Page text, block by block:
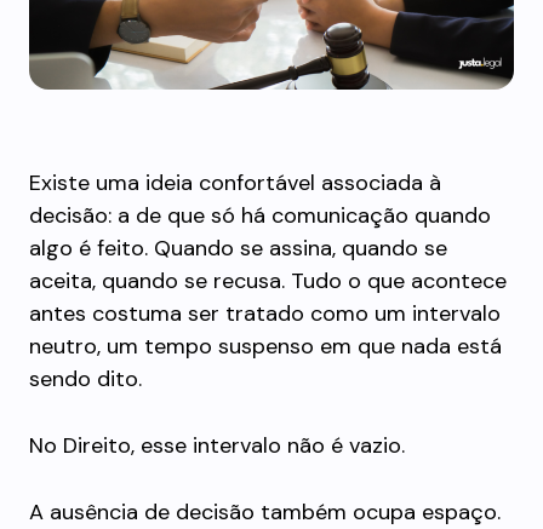
Existe uma ideia confortável associada à
decisão: a de que só há comunicação quando
algo é feito. Quando se assina, quando se
aceita, quando se recusa. Tudo o que acontece
antes costuma ser tratado como um intervalo
neutro, um tempo suspenso em que nada está
sendo dito.
No Direito, esse intervalo não é vazio.
A ausência de decisão também ocupa espaço.